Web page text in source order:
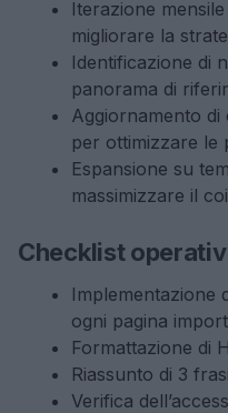
Iterazione
migliorare la
Identificazione di
panorama di
Aggiornamento
per ottimizzare le
Espansione su
massimizzare il
Checklist
Implementazione
ogni pagina
Formattazione di
Riassunto di 3
Verifica